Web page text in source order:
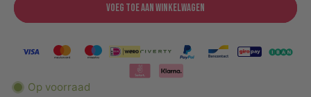
Voeg toe aan winkelwagen
Op voorraad